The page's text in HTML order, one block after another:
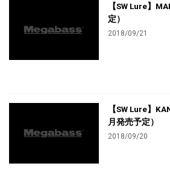
【SW Lure】
定）
2018/09/21
【SW Lure】
月発売予定）
2018/09/20